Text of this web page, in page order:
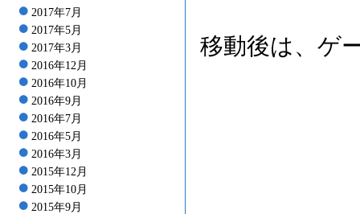
2017年7月
2017年5月
2017年3月
2016年12月
2016年10月
2016年9月
2016年7月
2016年5月
2016年3月
2015年12月
2015年10月
2015年9月
移動後は、ゲ